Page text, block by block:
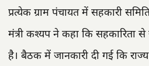
प्रत्येक ग्राम पंचायत में सहकारी
मंत्री कश्यप ने कहा कि सहकारिता
है। बैठक में जानकारी दी गई कि